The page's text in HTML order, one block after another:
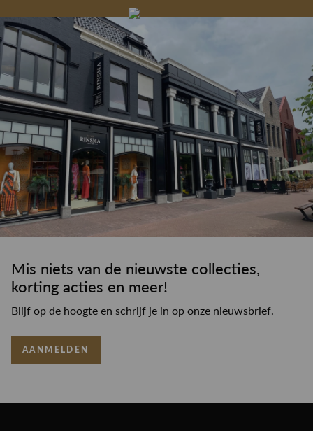
drankje
Gratis retourneren in
de winkel
Deskundig
kledingadvies
Mis niets van de nieuwste collecties,
korting acties en meer!
Blijf op de hoogte en schrijf je in op onze nieuwsbrief.
AANMELDEN